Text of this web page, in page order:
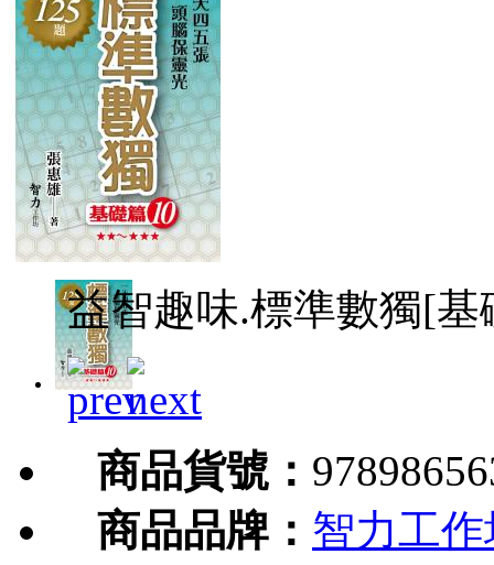
益智趣味.標準數獨[
商品貨號：
商品品牌： 智力工作